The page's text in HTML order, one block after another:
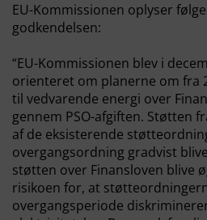
EU-Kommissionen oplyser
godkendelsen:
“EU-Kommissionen blev i
orienteret om planerne om fra
til vedvarende energi over
gennem PSO-afgiften. Støtten
af de eksisterende
overgangsordning gradvist
støtten over Finansloven blive
risikoen for, at
overgangsperiode